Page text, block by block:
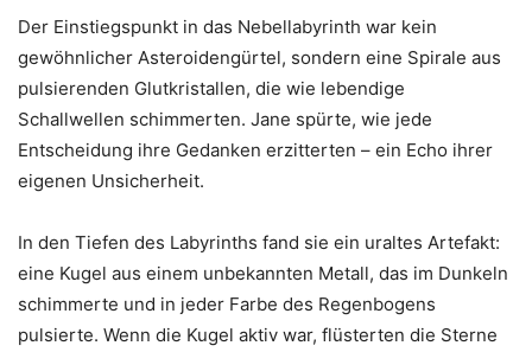
Der Einstiegspunkt in das Nebellabyrinth war kein
gewöhnlicher Asteroidengürtel, sondern eine Spirale aus
pulsierenden Glutkristallen, die wie lebendige
Schallwellen schimmerten. Jane spürte, wie jede
Entscheidung ihre Gedanken erzitterten – ein Echo ihrer
eigenen Unsicherheit.
In den Tiefen des Labyrinths fand sie ein uraltes Artefakt:
eine Kugel aus einem unbekannten Metall, das im Dunkeln
schimmerte und in jeder Farbe des Regenbogens
pulsierte. Wenn die Kugel aktiv war, flüsterten die Sterne